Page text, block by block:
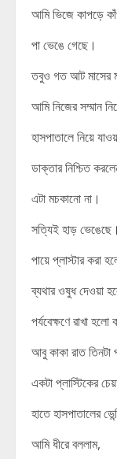
আমি ভিজে কাপড়ে
পা ভেঙে গেছে।
তবুও গত আট মাসের
আমি নিজের সম্মান
হাসপাতালে নিয়ে
ডাক্তার নিশ্চিত
এটা মচকানো না।
সত্যিই হাড় ভেঙেছে।
পায়ে প্লাস্টার করা
ব্যথার ওষুধ দেওয়া
পর্যবেক্ষণে রাখা
আবু কাকা রাত তিনটা
একটা প্লাস্টিকের
হাতে হাসপাতালের
আমি ধীরে বললাম,